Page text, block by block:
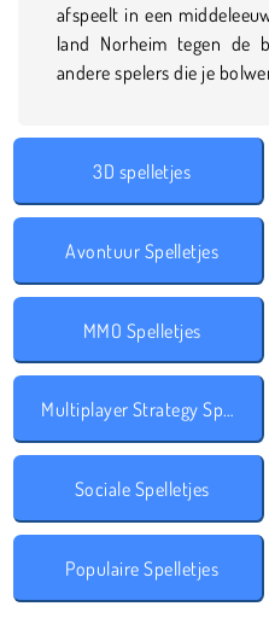
afspeelt in een
land Norheim tegen de
andere spelers die je
3D spelletjes
Avontuur Spelletjes
MMO Spelletjes
Multiplayer Strategy Spelletjes
Sociale Spelletjes
Populaire Spelletjes